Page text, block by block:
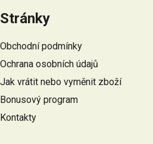
á
p
a
í
Stránky
Obchodní podmínky
Ochrana osobních údajů
Jak vrátit nebo vyměnit zboží
Bonusový program
Kontakty